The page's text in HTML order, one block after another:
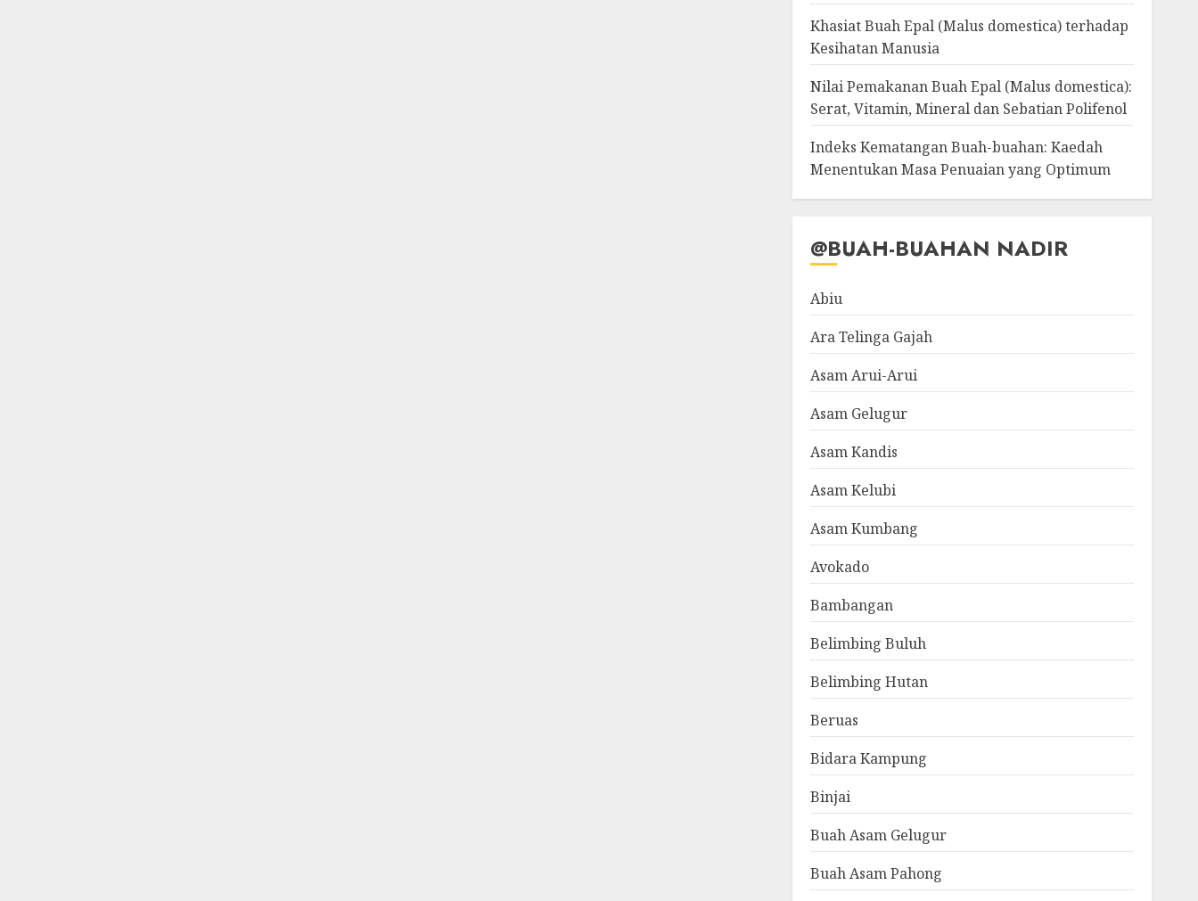
Khasiat Buah Epal (Malus domestica) terhadap
Kesihatan Manusia
Nilai Pemakanan Buah Epal (Malus domestica):
Serat, Vitamin, Mineral dan Sebatian Polifenol
Indeks Kematangan Buah-buahan: Kaedah
Menentukan Masa Penuaian yang Optimum
@BUAH-BUAHAN NADIR
Abiu
Ara Telinga Gajah
Asam Arui-Arui
Asam Gelugur
Asam Kandis
Asam Kelubi
Asam Kumbang
Avokado
Bambangan
Belimbing Buluh
Belimbing Hutan
Beruas
Bidara Kampung
Binjai
Buah Asam Gelugur
Buah Asam Pahong